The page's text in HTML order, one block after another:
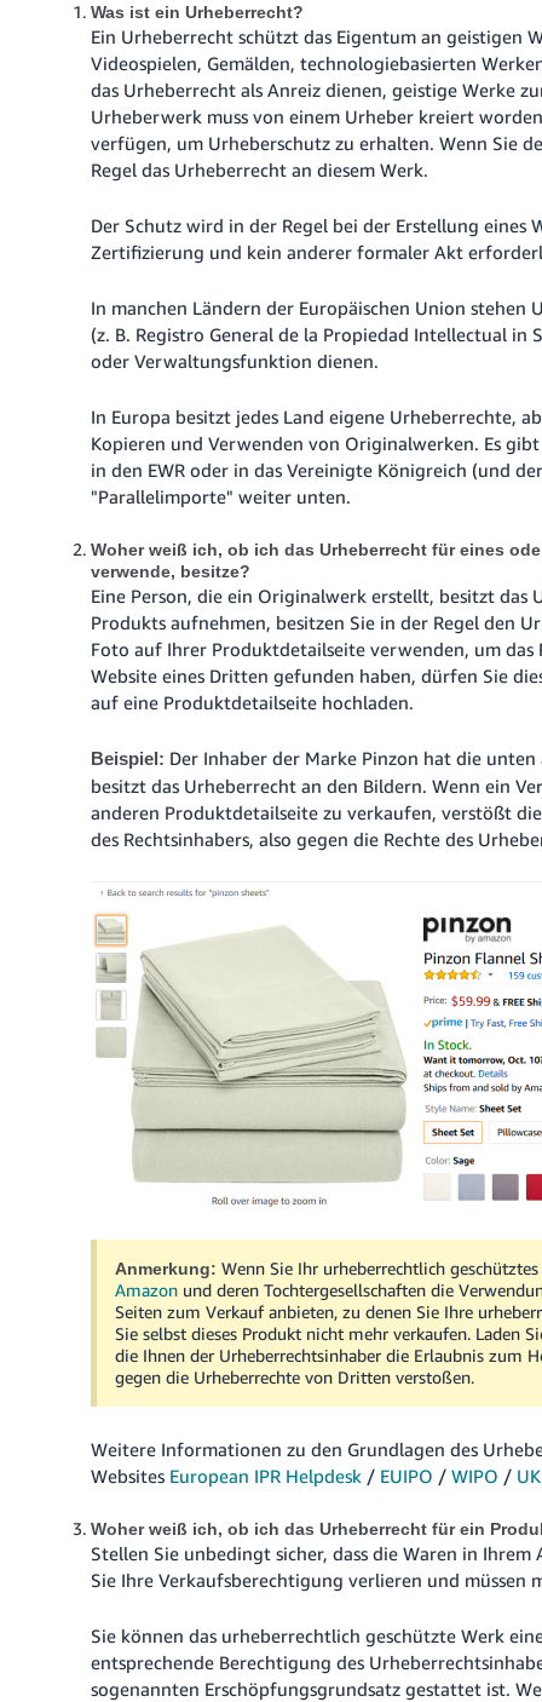
Was ist ein Urheberrecht?
Ein Urheberrecht schützt das Eigentum an geistigen
Videospielen, Gemälden, technologiebasierten
das Urheberrecht als Anreiz dienen, geistige Werke
Urheberwerk muss von einem Urheber kreiert
verfügen, um Urheberschutz zu erhalten.Wenn Sie
Regel das Urheberrecht an diesem Werk.
Der Schutz wird in der Regel bei der Erstellung eines
Zertifizierung und kein anderer formaler Akt
In manchen Ländern der Europäischen Union
(z. B. Registro General de la Propiedad Intellectual
oder Verwaltungsfunktion dienen.
In Europa besitzt jedes Land eigene Urheberrechte,
Kopieren und Verwenden von Originalwerken. Es
in den EWR oder in das Vereinigte Königreich (und
"Parallelimporte" weiter unten.
Woher weiß ich, ob ich das Urheberrecht für eines
verwende, besitze?
Eine Person, die ein Originalwerk erstellt, besitzt das
Produkts aufnehmen, besitzen Sie in der Regel den
Foto auf Ihrer Produktdetailseite verwenden, um
Website eines Dritten gefunden haben, dürfen Sie
auf eine Produktdetailseite hochladen.
Beispiel: Der Inhaber der Marke Pinzon hat die
besitzt das Urheberrecht an den Bildern.Wenn ein
anderen Produktdetailseite zu verkaufen, verstößt
des Rechtsinhabers, also gegen die Rechte des
Anmerkung:Wenn Sie Ihr urheberrechtlich
Amazon und deren Tochtergesellschaften die
Seiten zum Verkauf anbieten, zu denen Sie Ihre
Sie selbst dieses Produkt nicht mehr verkaufen. Laden
die Ihnen der Urheberrechtsinhaber die Erlaubnis zum
gegen die Urheberrechte von Dritten verstoßen.
Weitere Informationen zu den Grundlagen des
Websites European IPR Helpdesk / EUIPO /WIPO /
Woher weiß ich, ob ich das Urheberrecht für ein
Stellen Sie unbedingt sicher, dass die Waren in
Sie Ihre Verkaufsberechtigung verlieren und müssen
Sie können das urheberrechtlich geschützte Werk
entsprechende Berechtigung des
sogenannten Erschöpfungsgrundsatz gestattet ist.